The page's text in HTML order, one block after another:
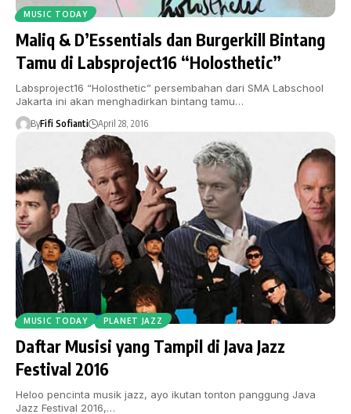
MUSIC TODAY
Maliq & D’Essentials dan Burgerkill Bintang
Tamu di Labsproject16 “Holosthetic”
Labsproject16 “Holosthetic” persembahan dari SMA Labschool
Jakarta ini akan menghadirkan bintang tamu…
ByFifi Sofianti April 28, 2016
MUSIC TODAY PLANET JAZZ
Daftar Musisi yang Tampil di Java Jazz
Festival 2016
Heloo pencinta musik jazz, ayo ikutan tonton panggung Java
Jazz Festival 2016,…